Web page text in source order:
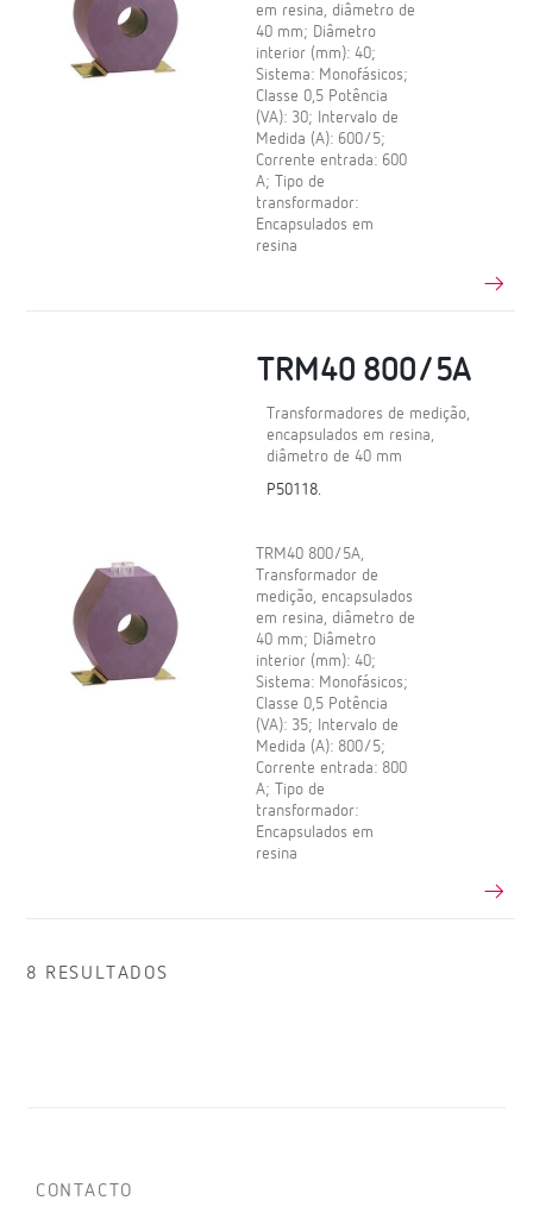
em resina, diâmetro de
40 mm; Diâmetro
interior (mm): 40;
Sistema: Monofásicos;
Classe 0,5 Potência
(VA): 30; Intervalo de
Medida (A): 600/5;
Corrente entrada: 600
A; Tipo de
transformador:
Encapsulados em
resina
TRM40 800/5A
Transformadores de medição,
encapsulados em resina,
diâmetro de 40 mm
P50118.
TRM40 800/5A,
Transformador de
medição, encapsulados
em resina, diâmetro de
40 mm; Diâmetro
interior (mm): 40;
Sistema: Monofásicos;
Classe 0,5 Potência
(VA): 35; Intervalo de
Medida (A): 800/5;
Corrente entrada: 800
A; Tipo de
transformador:
Encapsulados em
resina
8 RESULTADOS
CONTACTO